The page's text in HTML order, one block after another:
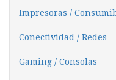
Impresoras /
Conectividad / Redes
Gaming / Consolas